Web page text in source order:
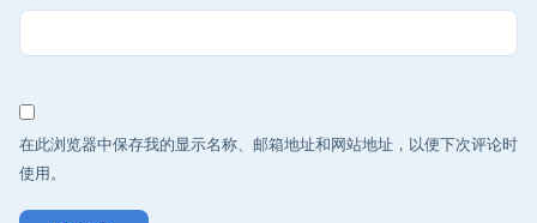
在此浏览器中保存我的显示名称、邮箱地址和网站地址，以便下次评论时
使用。